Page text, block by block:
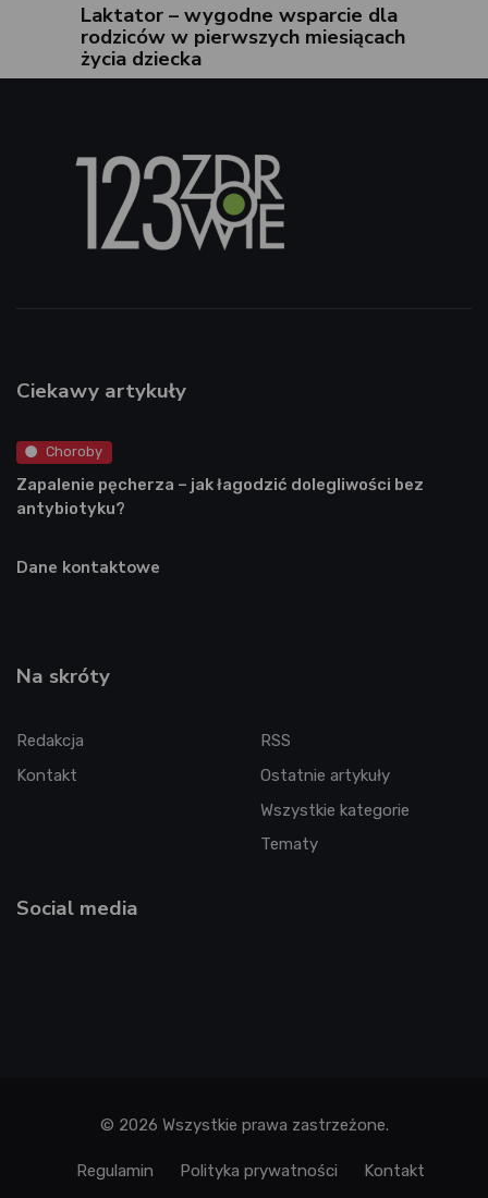
Laktator – wygodne wsparcie dla
rodziców w pierwszych miesiącach
życia dziecka
Ciekawy artykuły
Choroby
Zapalenie pęcherza – jak łagodzić dolegliwości bez
antybiotyku?
Dane kontaktowe
Na skróty
Redakcja
Kontakt
RSS
Ostatnie artykuły
Wszystkie kategorie
Tematy
Social media
© 2026 Wszystkie prawa zastrzeżone.
Regulamin Polityka prywatności Kontakt